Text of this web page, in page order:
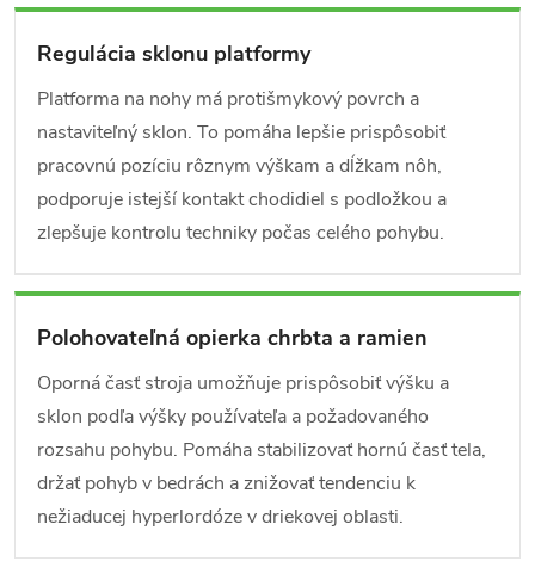
Regulácia sklonu platformy
Platforma na nohy má protišmykový povrch a
nastaviteľný sklon. To pomáha lepšie prispôsobiť
pracovnú pozíciu rôznym výškam a dĺžkam nôh,
podporuje istejší kontakt chodidiel s podložkou a
zlepšuje kontrolu techniky počas celého pohybu.
Polohovateľná opierka chrbta a ramien
Oporná časť stroja umožňuje prispôsobiť výšku a
sklon podľa výšky používateľa a požadovaného
rozsahu pohybu. Pomáha stabilizovať hornú časť tela,
držať pohyb v bedrách a znižovať tendenciu k
nežiaducej hyperlordóze v driekovej oblasti.